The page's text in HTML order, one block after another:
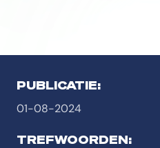
PUBLICATIE:
01-08-2024
TREFWOORDEN: